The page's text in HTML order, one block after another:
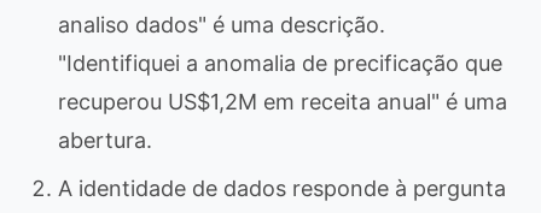
analiso dados" é uma descrição.
"Identifiquei a anomalia de precificação que
recuperou US$1,2M em receita anual" é uma
abertura.
A identidade de dados responde à pergunta